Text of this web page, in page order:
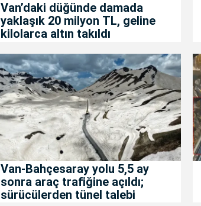
Van’daki düğünde damada
yaklaşık 20 milyon TL, geline
kilolarca altın takıldı
Van-Bahçesaray yolu 5,5 ay
sonra araç trafiğine açıldı;
sürücülerden tünel talebi